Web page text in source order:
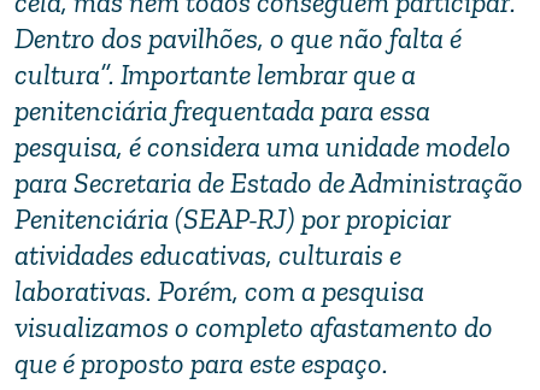
Dentro dos pavilhões, o que não falta é
cultura”. Importante lembrar que a
penitenciária frequentada para essa
pesquisa, é considera uma unidade modelo
para Secretaria de Estado de Administração
Penitenciária (SEAP-RJ) por propiciar
atividades educativas, culturais e
laborativas. Porém, com a pesquisa
visualizamos o completo afastamento do
que é proposto para este espaço.